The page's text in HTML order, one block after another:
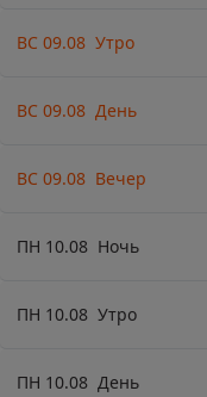
ВС 09.08 Утро
ВС 09.08 День
ВС 09.08 Вечер
ПН 10.08 Ночь
ПН 10.08 Утро
ПН 10.08 День